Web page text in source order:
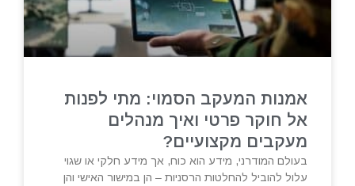
אמנות המעקב הסמוי: מתי לפנות
אל חוקר פרטי ואיך מנהלים
מעקבים מקצועיים?
בעולם המודרני, מידע הוא כוח, אך מידע חלקי או שגוי
עלול להוביל להחלטות הרסניות – הן במישור האישי והן